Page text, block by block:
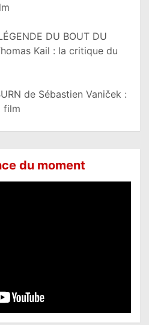
DU BOUT DU
Kail : la critique du
de Sébastien Vaniček :
film
du moment